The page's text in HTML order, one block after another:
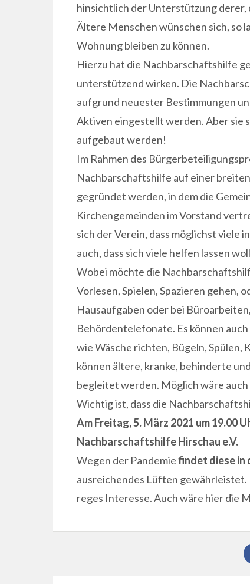
hinsichtlich der Unterstützung derer,
Ältere Menschen wünschen sich, so
Wohnung bleiben zu können.
Hierzu hat die Nachbarschaftshilfe
unterstützend wirken. Die
aufgrund neuester Bestimmungen
Aktiven eingestellt werden. Aber sie
aufgebaut werden!
Im Rahmen des
Nachbarschaftshilfe auf einer
gegründet werden, in dem die
Kirchengemeinden im Vorstand
sich der Verein, dass möglichst viele
auch, dass sich viele helfen lassen
Wobei möchte die
Vorlesen, Spielen, Spazieren
Hausaufgaben oder bei
Behördentelefonate. Es können
wie Wäsche richten, Bügeln,
können ältere, kranke, behinderte
begleitet werden. Möglich wäre
Wichtig ist, dass die
Am Freitag, 5. März 2021 um 19.00
Nachbarschaftshilfe Hirschau e.V.
Wegen der Pandemiefindet diese in
ausreichendes Lüften
reges Interesse. Auch wäre hier die